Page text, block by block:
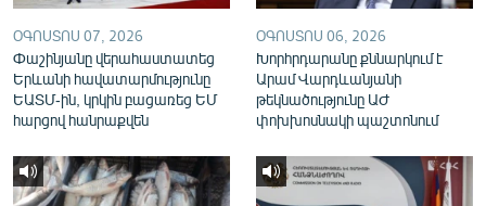
ՕԳՈՍՏՈՍ 07, 2026
Փաշինյանը վերահաստատեց
Երևանի հավատարմությունը
ԵԱՏՄ-ին, կրկին բացառեց ԵՄ
հարցով հանրաքվեն
ՕԳՈՍՏՈՍ 06, 2026
Խորհրդարանը քննարկում է
Արամ Վարդևանյանի
թեկնածությունը ԱԺ
փոխխոսնակի պաշտոնում